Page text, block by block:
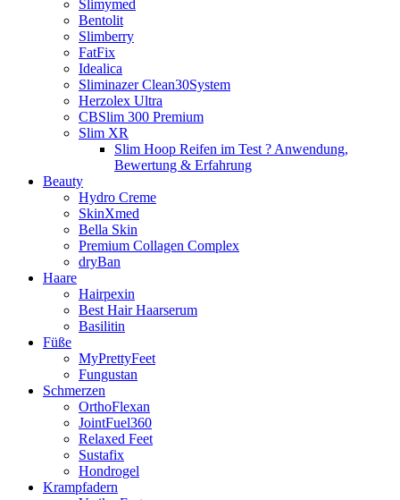
Slimymed
Bentolit
Slimberry
FatFix
Idealica
Sliminazer Clean30System
Herzolex Ultra
CBSlim 300 Premium
Slim XR
Slim Hoop Reifen im Test ? Anwendung,
Bewertung & Erfahrung
Beauty
Hydro Creme
SkinXmed
Bella Skin
Premium Collagen Complex
dryBan
Haare
Hairpexin
Best Hair Haarserum
Basilitin
Füße
MyPrettyFeet
Fungustan
Schmerzen
OrthoFlexan
JointFuel360
Relaxed Feet
Sustafix
Hondrogel
Krampfadern